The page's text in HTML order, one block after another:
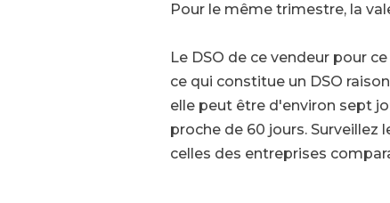
Pour le même trimestre, la
Le DSO de ce vendeur pour
ce qui constitue un DSO
elle peut être d'environ sept
proche de 60 jours.
celles des entreprises